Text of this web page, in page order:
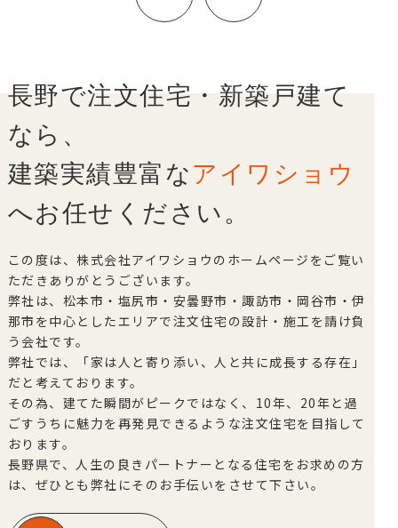
ビ
ョ
ン
長野で注文住宅・新築戸建て
なら、
建築実績豊富なアイワショウ
へお任せください。
この度は、株式会社アイワショウのホームページをご覧い
ただきありがとうございます。
弊社は、松本市・塩尻市・安曇野市・諏訪市・岡谷市・伊
那市を中心としたエリアで注文住宅の設計・施工を請け負
う会社です。
弊社では、「家は人と寄り添い、人と共に成長する存在」
だと考えております。
その為、建てた瞬間がピークではなく、10年、20年と過
ごすうちに魅力を再発見できるような注文住宅を目指して
おります。
長野県で、人生の良きパートナーとなる住宅をお求めの方
は、ぜひとも弊社にそのお手伝いをさせて下さい。